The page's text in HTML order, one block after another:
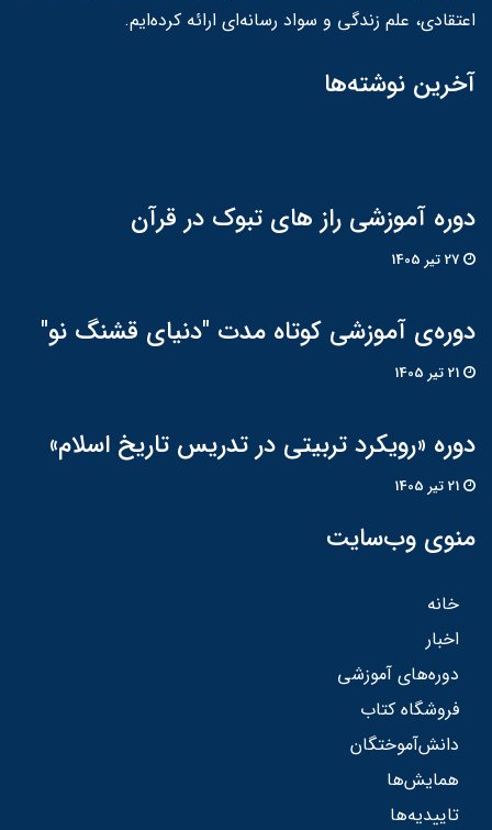
اعتقادی، علم زندگی و سواد رسانه‌ای ارائه کرده‌ایم.
آخرین نوشته‌ها
دوره آموزشی راز های تبوک در قرآن
دوره‌ی آموزشی کوتاه مدت "دنیای قشنگ نو"
دوره «رویکرد تربیتی در تدریس تاریخ اسلام»
منوی وب‌سایت
خانه
اخبار
دوره‌های آموزشی
فروشگاه کتاب
دانش‌آموختگان
همایش‌ها
تاییدیه‌ها